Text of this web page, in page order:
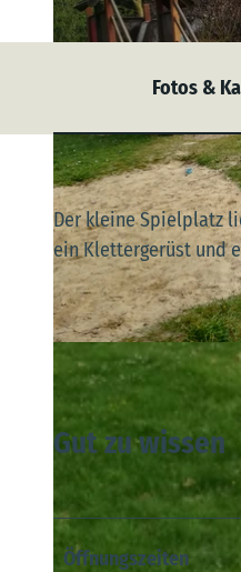
Fotos &
Der kleine Spielplatz
ein Klettergerüst und
Gut zu wissen
Öffnungszeiten